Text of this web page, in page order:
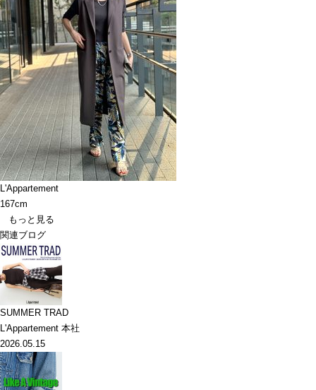
L'Appartement
167cm
もっと見る
関連ブログ
SUMMER TRAD
L'Appartement 本社
2026.05.15